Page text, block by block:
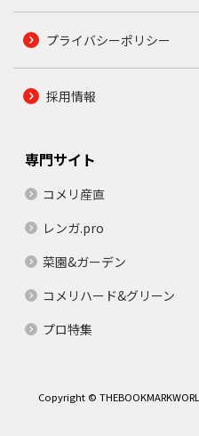
プライバシーポリシー
採用情報
専門サイト
コメリ産直
レンガ.pro
菜園&ガーデン
コメリハード&グリーン
プロ特集
Copyright ©